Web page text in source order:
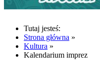
Tutaj jesteś:
Strona główna »
Kultura »
Kalendarium imprez